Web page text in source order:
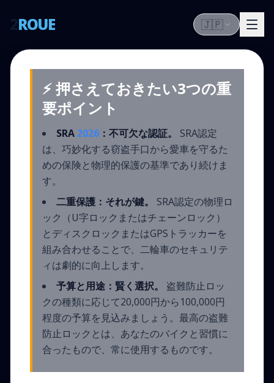
ROUE 🇯🇵
⚡ 押さえておきたい3つの重
要ポイント
SRA 2026 ：不可欠な認証。
SRA認定
は、巧妙化する窃盗手口から愛車を守るた
めの保険と物理的保護の基準であり続けま
す。
二重保護：それが鍵。
SRA認定の物理ロ
ック（U字ロックまたはチェーンロック）
とディスクロックまたはGPSトラッカーを
組み合わせることで、二輪車のセキュリテ
ィは劇的に向上します。
予算と用途：賢く選択。
盗難防止ロッ
クの種類に応じて20,000円から100,000円
程度の予算を見込みましょう。最高の盗難
防止ロックとは、あなたのバイクと習慣に
合ったもので、常に使用するものです。